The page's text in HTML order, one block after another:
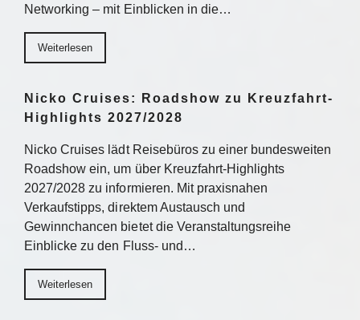
Networking – mit Einblicken in die…
Weiterlesen
Nicko Cruises: Roadshow zu Kreuzfahrt-
Highlights 2027/2028
Nicko Cruises lädt Reisebüros zu einer bundesweiten
Roadshow ein, um über Kreuzfahrt-Highlights
2027/2028 zu informieren. Mit praxisnahen
Verkaufstipps, direktem Austausch und
Gewinnchancen bietet die Veranstaltungsreihe
Einblicke zu den Fluss- und…
Weiterlesen